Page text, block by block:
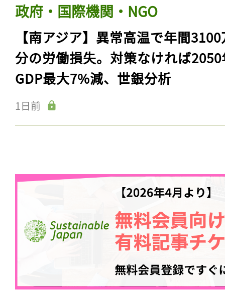
政府・国際機関・NGO
【南アジア】異常高温で年間
分の労働損失。対策なければ
GDP最大7%減、世銀分析
1日前